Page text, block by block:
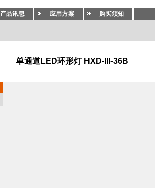
产品讯息 应用方案 购买须知
单通道LED环形灯 HXD-III-36B